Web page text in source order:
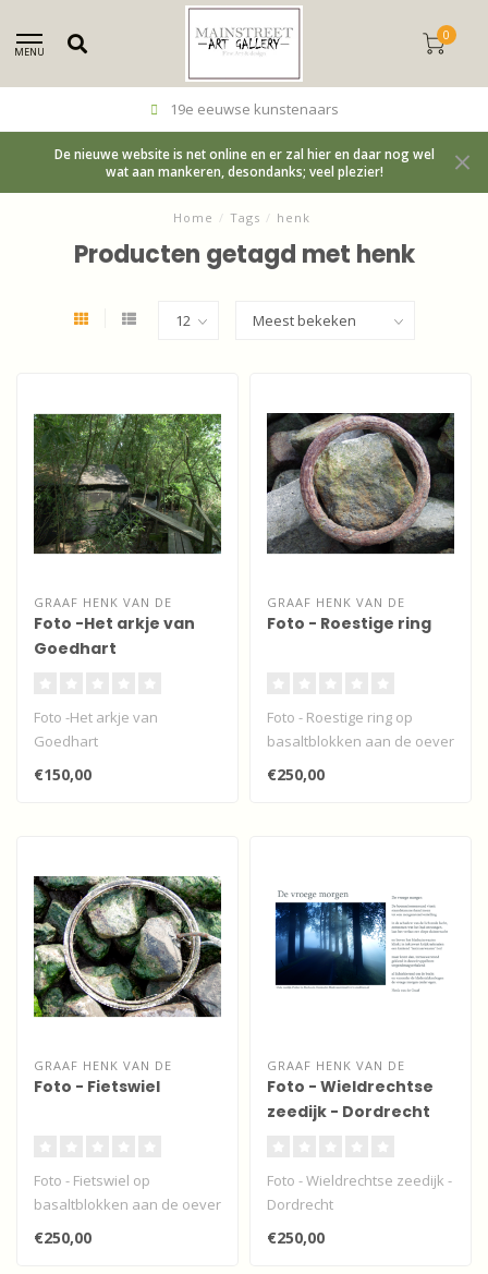
MENU
0
19e eeuwse kunstenaars
De nieuwe website is net online en er zal hier en daar nog wel
wat aan mankeren, desondanks; veel plezier!
Home / Tags / henk
Producten getagd met henk
GRAAF HENK VAN DE
Foto -Het arkje van
Goedhart
Foto -Het arkje van
Goedhart
€150,00
GRAAF HENK VAN DE
Foto - Roestige ring
Foto - Roestige ring op
basaltblokken aan de oever
van de Beneden Merwede...
€250,00
GRAAF HENK VAN DE
Foto - Fietswiel
Foto - Fietswiel op
basaltblokken aan de oever
van de Beneden Merwede...
€250,00
GRAAF HENK VAN DE
Foto - Wieldrechtse
zeedijk - Dordrecht
Foto - Wieldrechtse zeedijk -
Dordrecht
€250,00